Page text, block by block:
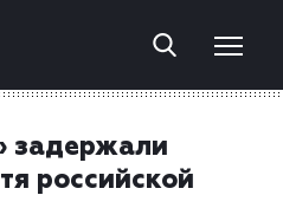
задержали
российской